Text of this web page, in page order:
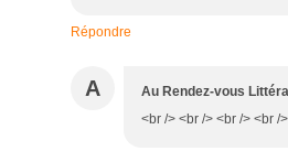
Répondre
A Au Rendez-vous
<br /> <br /> <br /> <br /